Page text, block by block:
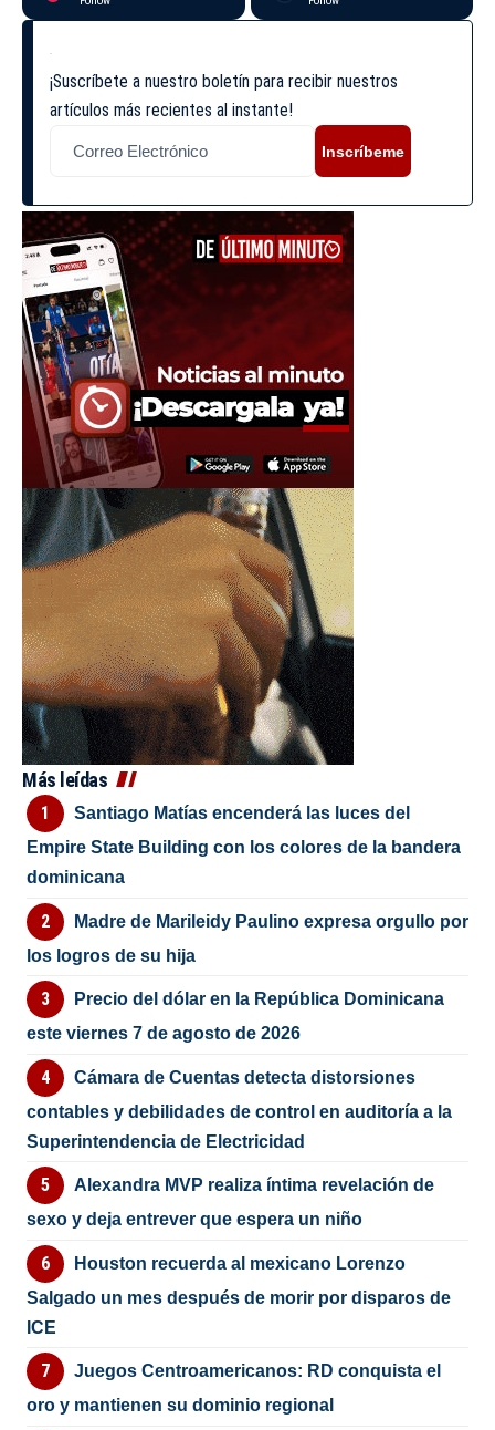
¡Suscríbete a nuestro boletín para recibir nuestros
artículos más recientes al instante!
Inscríbeme
Más leídas
Santiago Matías encenderá las luces del
Empire State Building con los colores de la bandera
dominicana
Madre de Marileidy Paulino expresa orgullo por
los logros de su hija
Precio del dólar en la República Dominicana
este viernes 7 de agosto de 2026
Cámara de Cuentas detecta distorsiones
contables y debilidades de control en auditoría a la
Superintendencia de Electricidad
Alexandra MVP realiza íntima revelación de
sexo y deja entrever que espera un niño
Houston recuerda al mexicano Lorenzo
Salgado un mes después de morir por disparos de
ICE
Juegos Centroamericanos: RD conquista el
oro y mantienen su dominio regional